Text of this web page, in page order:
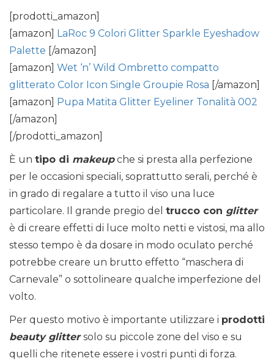
[prodotti_amazon]
[amazon] LaRoc 9 Colori Glitter Sparkle Eyeshadow
Palette [/amazon]
[amazon] Wet ‘n’ Wild Ombretto compatto
glitterato Color Icon Single Groupie Rosa [/amazon]
[amazon] Pupa Matita Glitter Eyeliner Tonalità 002
[/amazon]
[/prodotti_amazon]
È un tipo di makeupche si presta alla perfezione
per le occasioni speciali, soprattutto serali, perché è
in grado di regalare a tutto il viso una luce
particolare. Il grande pregio del trucco con glitter
è di creare effetti di luce molto netti e vistosi, ma allo
stesso tempo è da dosare in modo oculato perché
potrebbe creare un brutto effetto “maschera di
Carnevale” o sottolineare qualche imperfezione del
volto.
Per questo motivo è importante utilizzare i prodotti
beauty glitter solo su piccole zone del viso e su
quelli che ritenete essere i vostri punti di forza.